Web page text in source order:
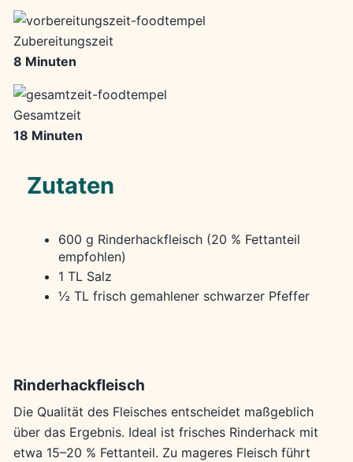
Zubereitungszeit
8 Minuten
Gesamtzeit
18 Minuten
Zutaten
600 g Rinderhackfleisch (20 % Fettanteil
empfohlen)
1 TL Salz
½ TL frisch gemahlener schwarzer Pfeffer
Rinderhackfleisch
Die Qualität des Fleisches entscheidet maßgeblich
über das Ergebnis. Ideal ist frisches Rinderhack mit
etwa 15–20 % Fettanteil. Zu mageres Fleisch führt